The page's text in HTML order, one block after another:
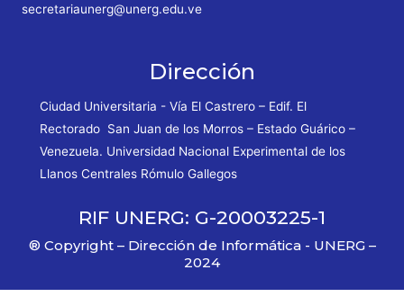
secretariaunerg@unerg.edu.ve
Dirección
Ciudad Universitaria - Vía El Castrero – Edif. El
Rectorado San Juan de los Morros – Estado Guárico –
Venezuela. Universidad Nacional Experimental de los
Llanos Centrales Rómulo Gallegos
RIF UNERG: G-20003225-1
® Copyright – Dirección de Informática - UNERG –
2024